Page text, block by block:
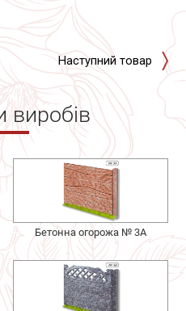
Наступний товар
виробів
Бетонна огорожа № 3А